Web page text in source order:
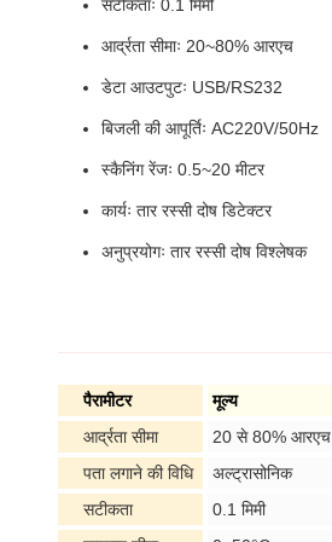
सटीकताः 0.1 मिमी
आर्द्रता सीमाः 20~80% आरएच
डेटा आउटपुटः USB/RS232
बिजली की आपूर्तिः AC220V/50Hz
स्कैनिंग रेंजः 0.5~20 मीटर
कार्यः तार रस्सी दोष डिटेक्टर
अनुप्रयोगः तार रस्सी दोष विश्लेषक
पैरामीटर
मूल्य
आर्द्रता सीमा
20 से 80% आरएच
पता लगाने की विधि
अल्ट्रासोनिक
सटीकता
0.1 मिमी